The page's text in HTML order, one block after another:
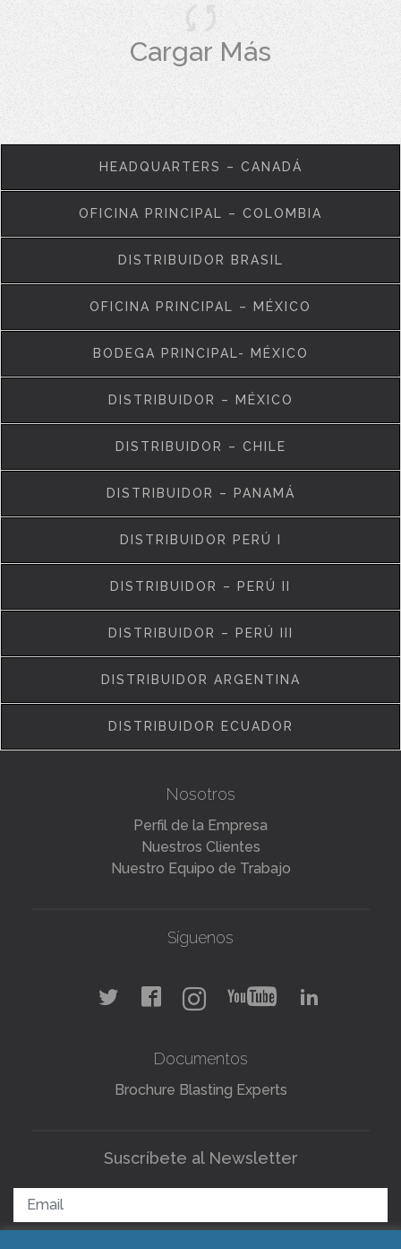
Cargar Más
HEADQUARTERS – CANADÁ
OFICINA PRINCIPAL – COLOMBIA
DISTRIBUIDOR BRASIL
OFICINA PRINCIPAL – MÉXICO
BODEGA PRINCIPAL- MÉXICO
DISTRIBUIDOR – MÉXICO
DISTRIBUIDOR – CHILE
DISTRIBUIDOR – PANAMÁ
DISTRIBUIDOR PERÚ I
DISTRIBUIDOR – PERÚ II
DISTRIBUIDOR – PERÚ III
DISTRIBUIDOR ARGENTINA
DISTRIBUIDOR ECUADOR
Nosotros
Perfil de la Empresa
Nuestros Clientes
Nuestro Equipo de Trabajo
Síguenos
Documentos
Brochure Blasting Experts
Suscríbete al Newsletter